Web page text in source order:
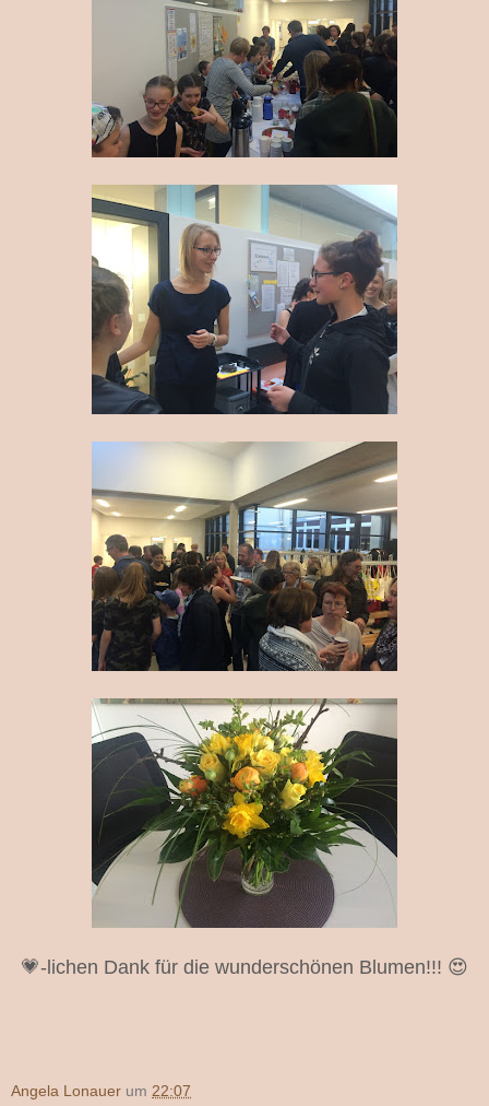
💗-lichen Dank für die wunderschönen Blumen!!! 😍
Angela Lonauer um 22:07